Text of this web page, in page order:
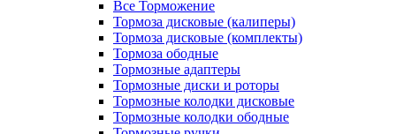
Все Торможение
Тормоза дисковые (калиперы)
Тормоза дисковые (комплекты)
Тормоза ободные
Тормозные адаптеры
Тормозные диски и роторы
Тормозные колодки дисковые
Тормозные колодки ободные